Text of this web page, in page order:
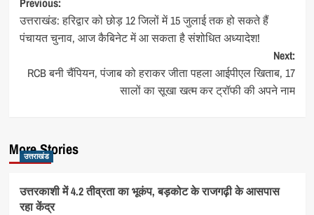
navigation
उत्तराखंड: हरिद्वार को छोड़ 12 जिलों में 15 जुलाई तक हो सकते हैं
पंचायत चुनाव, आज कैबिनेट में आ सकता है संशोधित अध्यादेश!
Next:
RCB बनी चैंपियन, पंजाब को हराकर जीता पहला आईपीएल खिताब, 17
सालों का सूखा खत्म कर ट्रॉफी की अपने नाम
More Stories
उत्तराखंड
उत्तरकाशी में 4.2 तीव्रता का भूकंप, बड़कोट के राजगढ़ी के आसपास
रहा केंद्र